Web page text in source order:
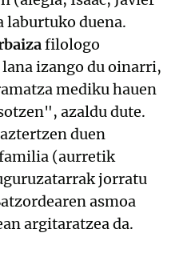
laburtuko duena.
filologo
izango du oinarri,
mediku hauen
azaldu dute.
duen
(aurretik
jorratu
asmoa
argitaratzea da.